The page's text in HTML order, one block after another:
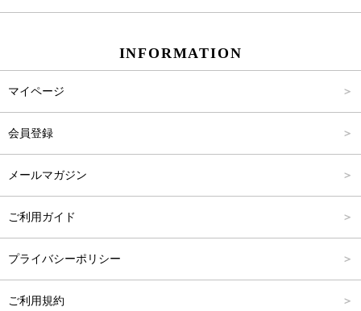
INFORMATION
マイページ
会員登録
メールマガジン
ご利用ガイド
プライバシーポリシー
ご利用規約